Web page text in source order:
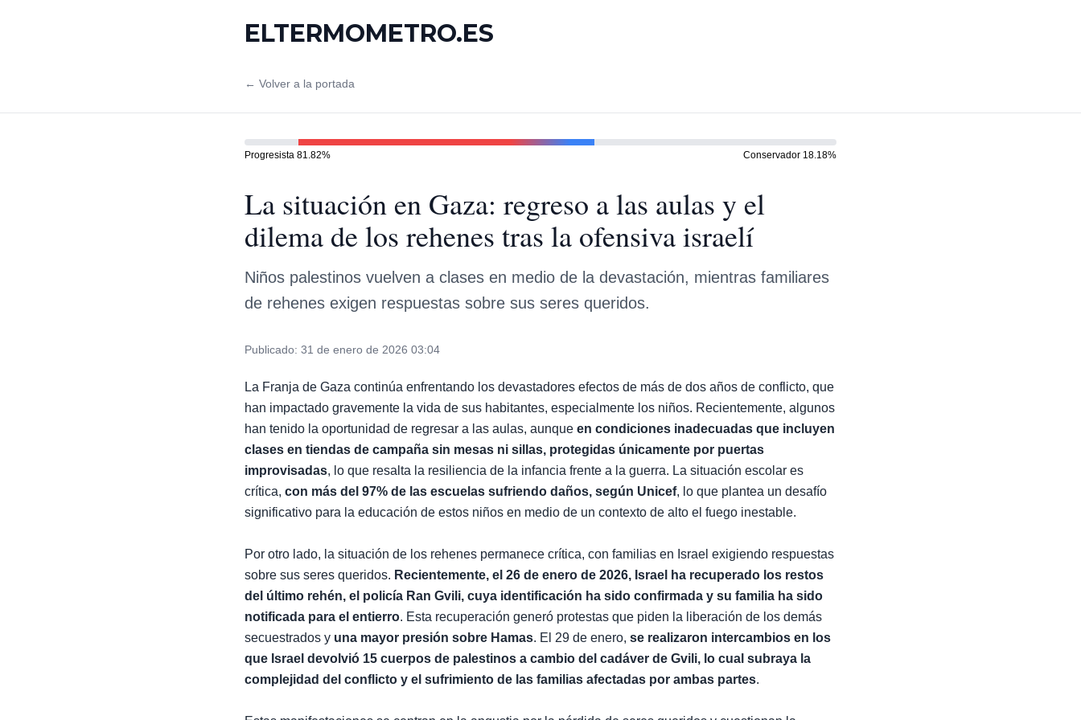
ELTERMOMETRO.ES
← Volver a la portada
Progresista 81.82% Conservador 18.18%
La situación en Gaza: regreso a las aulas y el
dilema de los rehenes tras la ofensiva israelí
Niños palestinos vuelven a clases en medio de la devastación, mientras familiares
de rehenes exigen respuestas sobre sus seres queridos.
Publicado: 31 de enero de 2026 03:04
La Franja de Gaza continúa enfrentando los devastadores efectos de más de dos años de conflicto, que
han impactado gravemente la vida de sus habitantes, especialmente los niños. Recientemente, algunos
han tenido la oportunidad de regresar a las aulas, aunque en condiciones inadecuadas que incluyen
clases en tiendas de campaña sin mesas ni sillas, protegidas únicamente por puertas
improvisadas, lo que resalta la resiliencia de la infancia frente a la guerra. La situación escolar es
crítica, con más del 97% de las escuelas sufriendo daños, según Unicef, lo que plantea un desafío
significativo para la educación de estos niños en medio de un contexto de alto el fuego inestable.
Por otro lado, la situación de los rehenes permanece crítica, con familias en Israel exigiendo respuestas
sobre sus seres queridos. Recientemente, el 26 de enero de 2026, Israel ha recuperado los restos
del último rehén, el policía Ran Gvili, cuya identificación ha sido confirmada y su familia ha sido
notificada para el entierro. Esta recuperación generó protestas que piden la liberación de los demás
secuestrados y una mayor presión sobre Hamas. El 29 de enero, se realizaron intercambios en los
que Israel devolvió 15 cuerpos de palestinos a cambio del cadáver de Gvili, lo cual subraya la
complejidad del conflicto y el sufrimiento de las familias afectadas por ambas partes.